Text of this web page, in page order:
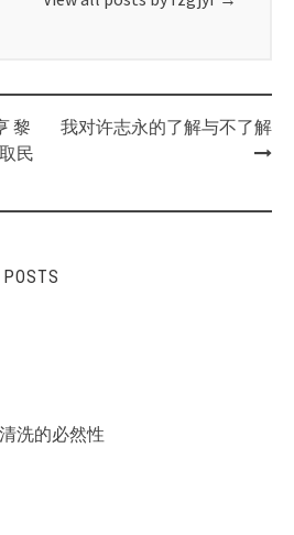
黎
民
我对许志永的了解与不了解
洗的必然性